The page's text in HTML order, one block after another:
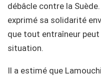
débâcle contre la
exprimé sa solidarité
que tout entraîneur
situation.
Il a estimé que